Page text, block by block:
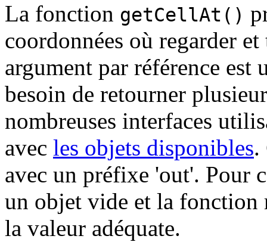
La fonction getCellAt()
coordonnées où regarder
argument par référence
besoin de retourner
nombreuses interfaces
avec les objets disponibles.
avec un préfixe 'out'. Pour
un objet vide et la
la valeur adéquate.